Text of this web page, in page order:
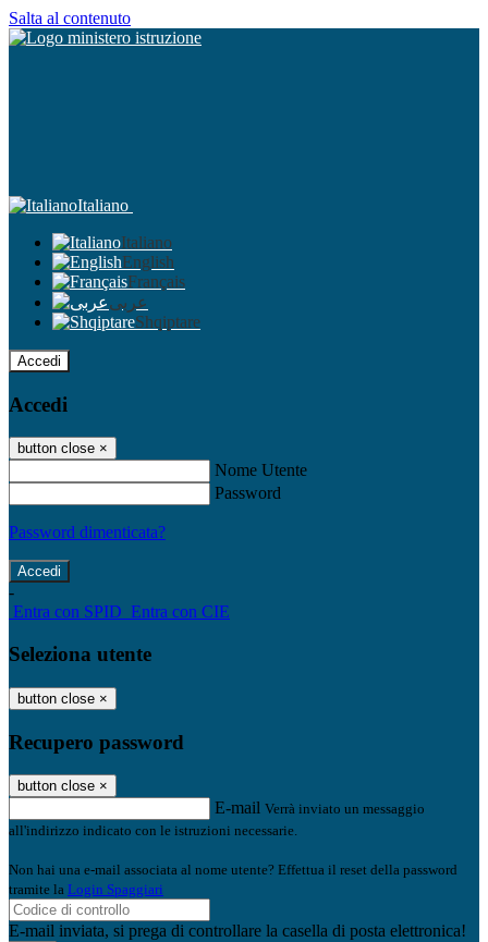
Salta al contenuto
Italiano
Italiano
English
Français
عربى
Shqiptare
Accedi
Accedi
button close ×
Nome Utente
Password
Password dimenticata?
-
Entra con SPID Entra con CIE
Seleziona utente
button close ×
Recupero password
button close ×
E-mail Verrà inviato un messaggio
all'indirizzo indicato con le istruzioni necessarie.
Non hai una e-mail associata al nome utente? Effettua il reset della password
tramite la Login Spaggiari
E-mail inviata, si prega di controllare la casella di posta elettronica!